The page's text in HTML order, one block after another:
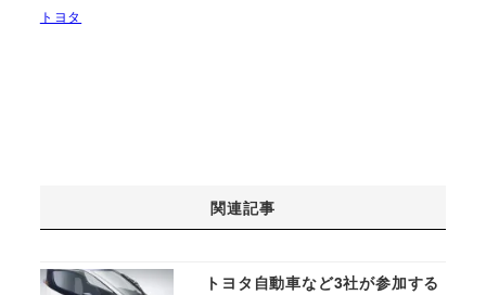
トヨタ
関連記事
トヨタ自動車など3社が参加する